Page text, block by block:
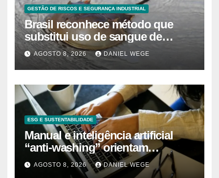
GESTÃO DE RISCOS E SEGURANÇA INDUSTRIAL
Brasil reconhece método que
substitui uso de sangue de
caranguejo-ferradura em testes
farmacêuticos
AGOSTO 8, 2026 DANIEL WEGE
ESG E SUSTENTABILIDADE
Manual e inteligência artificial
“anti-washing” orientam
empresas
AGOSTO 8, 2026 DANIEL WEGE